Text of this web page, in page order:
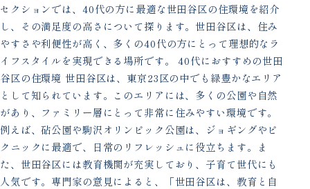
セクションでは、40代の方に最適な世田谷区の住環境を紹介
し、その満足度の高さについて探ります。世田谷区は、住み
やすさや利便性が高く、多くの40代の方にとって理想的なラ
イフスタイルを実現できる場所です。 40代におすすめの世田
谷区の住環境 世田谷区は、東京23区の中でも緑豊かなエリア
として知られています。このエリアには、多くの公園や自然
があり、ファミリー層にとって非常に住みやすい環境です。
例えば、砧公園や駒沢オリンピック公園は、ジョギングやピ
クニックに最適で、日常のリフレッシュに役立ちます。ま
た、世田谷区には教育機関が充実しており、子育て世代にも
人気です。専門家の意見によると、「世田谷区は、教育と自